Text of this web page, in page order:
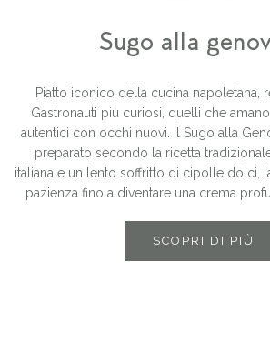
Sugo alla
Piatto iconico della cucina napoletana,
Gastronauti più curiosi, quelli che
autentici con occhi nuovi. Il Sugo alla
preparato secondo la ricetta
italiana e un lento soffritto di cipolle dolci,
pazienza fino a diventare una crema
SCOPRI DI PIÙ